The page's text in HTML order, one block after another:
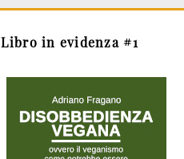
Libro in evidenza #1